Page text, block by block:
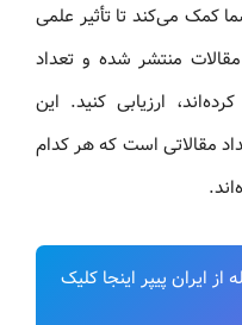
کمک می‌کند تا تأثیر علمی
منتشر شده و تعداد
ارزیابی کنید. این
مقالاتی است که هر کدام
ایران پیپر اینجا کلیک